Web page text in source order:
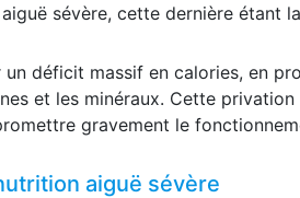
sévère, cette dernière étant
déficit massif en calories, en
et les minéraux. Cette
gravement le
aiguë sévère